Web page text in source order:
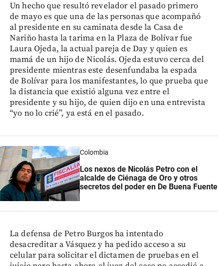
Un hecho que resultó revelador el pasado primero
de mayo es que una de las personas que acompañó
al presidente en su caminata desde la Casa de
Nariño hasta la tarima en la Plaza de Bolívar fue
Laura Ojeda, la actual pareja de Day y quien es
mamá de un hijo de Nicolás. Ojeda estuvo cerca del
presidente mientras este desenfundaba la espada
de Bolívar para los manifestantes, lo que prueba que
la distancia que existió alguna vez entre el
presidente y su hijo, de quien dijo en una entrevista
“yo no lo crié”, ya está en el pasado.
Colombia
Los nexos de Nicolás Petro con el
alcalde de Ciénaga de Oro y otros
secretos del poder en De Buena Fuente
La defensa de Petro Burgos ha intentado
desacreditar a Vásquez y ha pedido acceso a su
celular para solicitar el dictamen de pruebas en el